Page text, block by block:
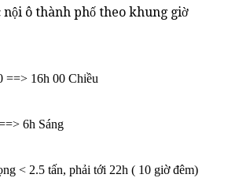
ô thành phố theo khung giờ
==> 16h 00 Chiều
6h Sáng
< 2.5 tấn, phải tới 22h ( 10 giờ đêm)